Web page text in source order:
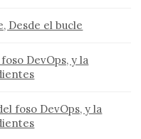
Desde el bucle
DevOps, y la
foso DevOps, y la